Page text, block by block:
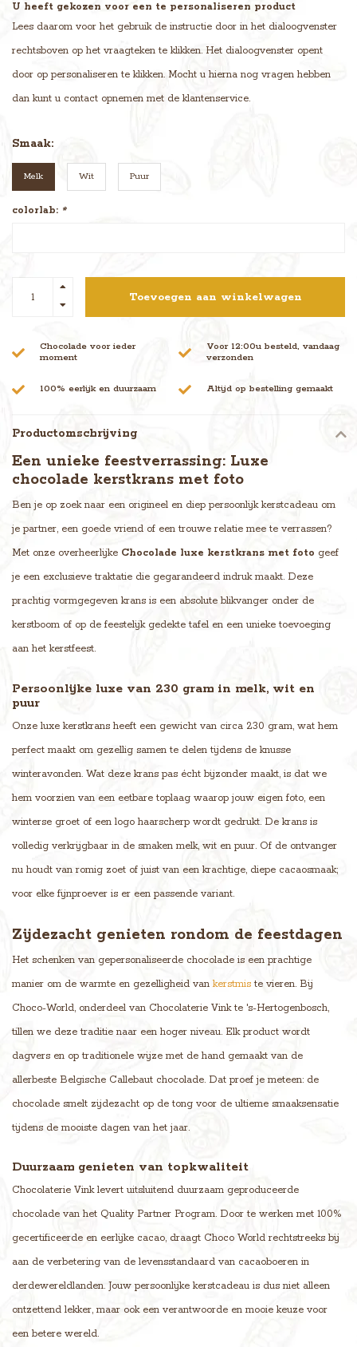
U heeft gekozen voor een te personaliseren product
Lees daarom voor het gebruik de instructie door in het dialoogvenster
rechtsboven op het vraagteken te klikken. Het dialoogvenster opent
door op personaliseren te klikken. Mocht u hierna nog vragen hebben
dan kunt u contact opnemen met de klantenservice.
Smaak:
Melk Wit Puur
colorlab: *
Toevoegen aan winkelwagen
Chocolade voor ieder
moment
Voor 12:00u besteld, vandaag
verzonden
100% eerlijk en duurzaam Altijd op bestelling gemaakt
Productomschrijving
Een unieke feestverrassing: Luxe
chocolade kerstkrans met foto
Ben je op zoek naar een origineel en diep persoonlijk kerstcadeau om
je partner, een goede vriend of een trouwe relatie mee te verrassen?
Met onze overheerlijke Chocolade luxe kerstkrans met foto geef
je een exclusieve traktatie die gegarandeerd indruk maakt. Deze
prachtig vormgegeven krans is een absolute blikvanger onder de
kerstboom of op de feestelijk gedekte tafel en een unieke toevoeging
aan het kerstfeest.
Persoonlijke luxe van 230 gram in melk, wit en
puur
Onze luxe kerstkrans heeft een gewicht van circa 230 gram, wat hem
perfect maakt om gezellig samen te delen tijdens de knusse
winteravonden. Wat deze krans pas écht bijzonder maakt, is dat we
hem voorzien van een eetbare toplaag waarop jouw eigen foto, een
winterse groet of een logo haarscherp wordt gedrukt. De krans is
volledig verkrijgbaar in de smaken melk, wit en puur. Of de ontvanger
nu houdt van romig zoet of juist van een krachtige, diepe cacaosmaak;
voor elke fijnproever is er een passende variant.
Zijdezacht genieten rondom de feestdagen
Het schenken van gepersonaliseerde chocolade is een prachtige
manier om de warmte en gezelligheid vankerstmis te vieren. Bij
Choco-World, onderdeel van Chocolaterie Vink te 's-Hertogenbosch,
tillen we deze traditie naar een hoger niveau. Elk product wordt
dagvers en op traditionele wijze met de hand gemaakt van de
allerbeste Belgische Callebaut chocolade. Dat proef je meteen: de
chocolade smelt zijdezacht op de tong voor de ultieme smaaksensatie
tijdens de mooiste dagen van het jaar.
Duurzaam genieten van topkwaliteit
Chocolaterie Vink levert uitsluitend duurzaam geproduceerde
chocolade van het Quality Partner Program. Door te werken met 100%
gecertificeerde en eerlijke cacao, draagt Choco World rechtstreeks bij
aan de verbetering van de levensstandaard van cacaoboeren in
derdewereldlanden. Jouw persoonlijke kerstcadeau is dus niet alleen
ontzettend lekker, maar ook een verantwoorde en mooie keuze voor
een betere wereld.